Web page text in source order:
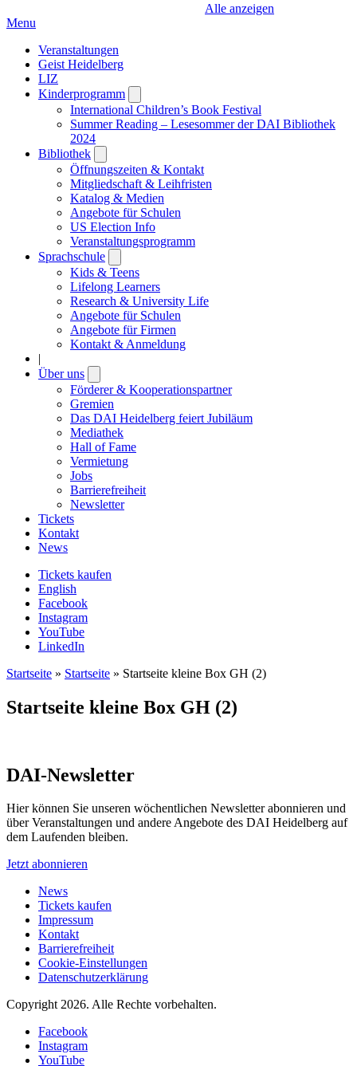
Alle anzeigen
Menu
Veranstaltungen
Geist Heidelberg
LIZ
Kinderprogramm
submenu
International Children’s Book Festival
Summer Reading – Lesesommer der DAI Bibliothek
2024
Bibliothek
submenu
Öffnungszeiten & Kontakt
Mitgliedschaft & Leihfristen
Katalog & Medien
Angebote für Schulen
US Election Info
Veranstaltungsprogramm
Sprachschule
submenu
Kids & Teens
Lifelong Learners
Research & University Life
Angebote für Schulen
Angebote für Firmen
Kontakt & Anmeldung
|
Über uns
submenu
Förderer & Kooperationspartner
Gremien
Das DAI Heidelberg feiert Jubiläum
Mediathek
Hall of Fame
Vermietung
Jobs
Barrierefreiheit
Newsletter
Tickets
Kontakt
News
Tickets kaufen
English
Facebook
Instagram
YouTube
LinkedIn
Startseite » Startseite » Startseite kleine Box GH (2)
Startseite kleine Box GH (2)
DAI-Newsletter
Hier können Sie unseren wöchentlichen Newsletter abonnieren und
über Veranstaltungen und andere Angebote des DAI Heidelberg auf
dem Laufenden bleiben.
Jetzt abonnieren
News
Tickets kaufen
Impressum
Kontakt
Barrierefreiheit
Cookie-Einstellungen
Datenschutzerklärung
Copyright 2026. Alle Rechte vorbehalten.
Facebook
Instagram
YouTube